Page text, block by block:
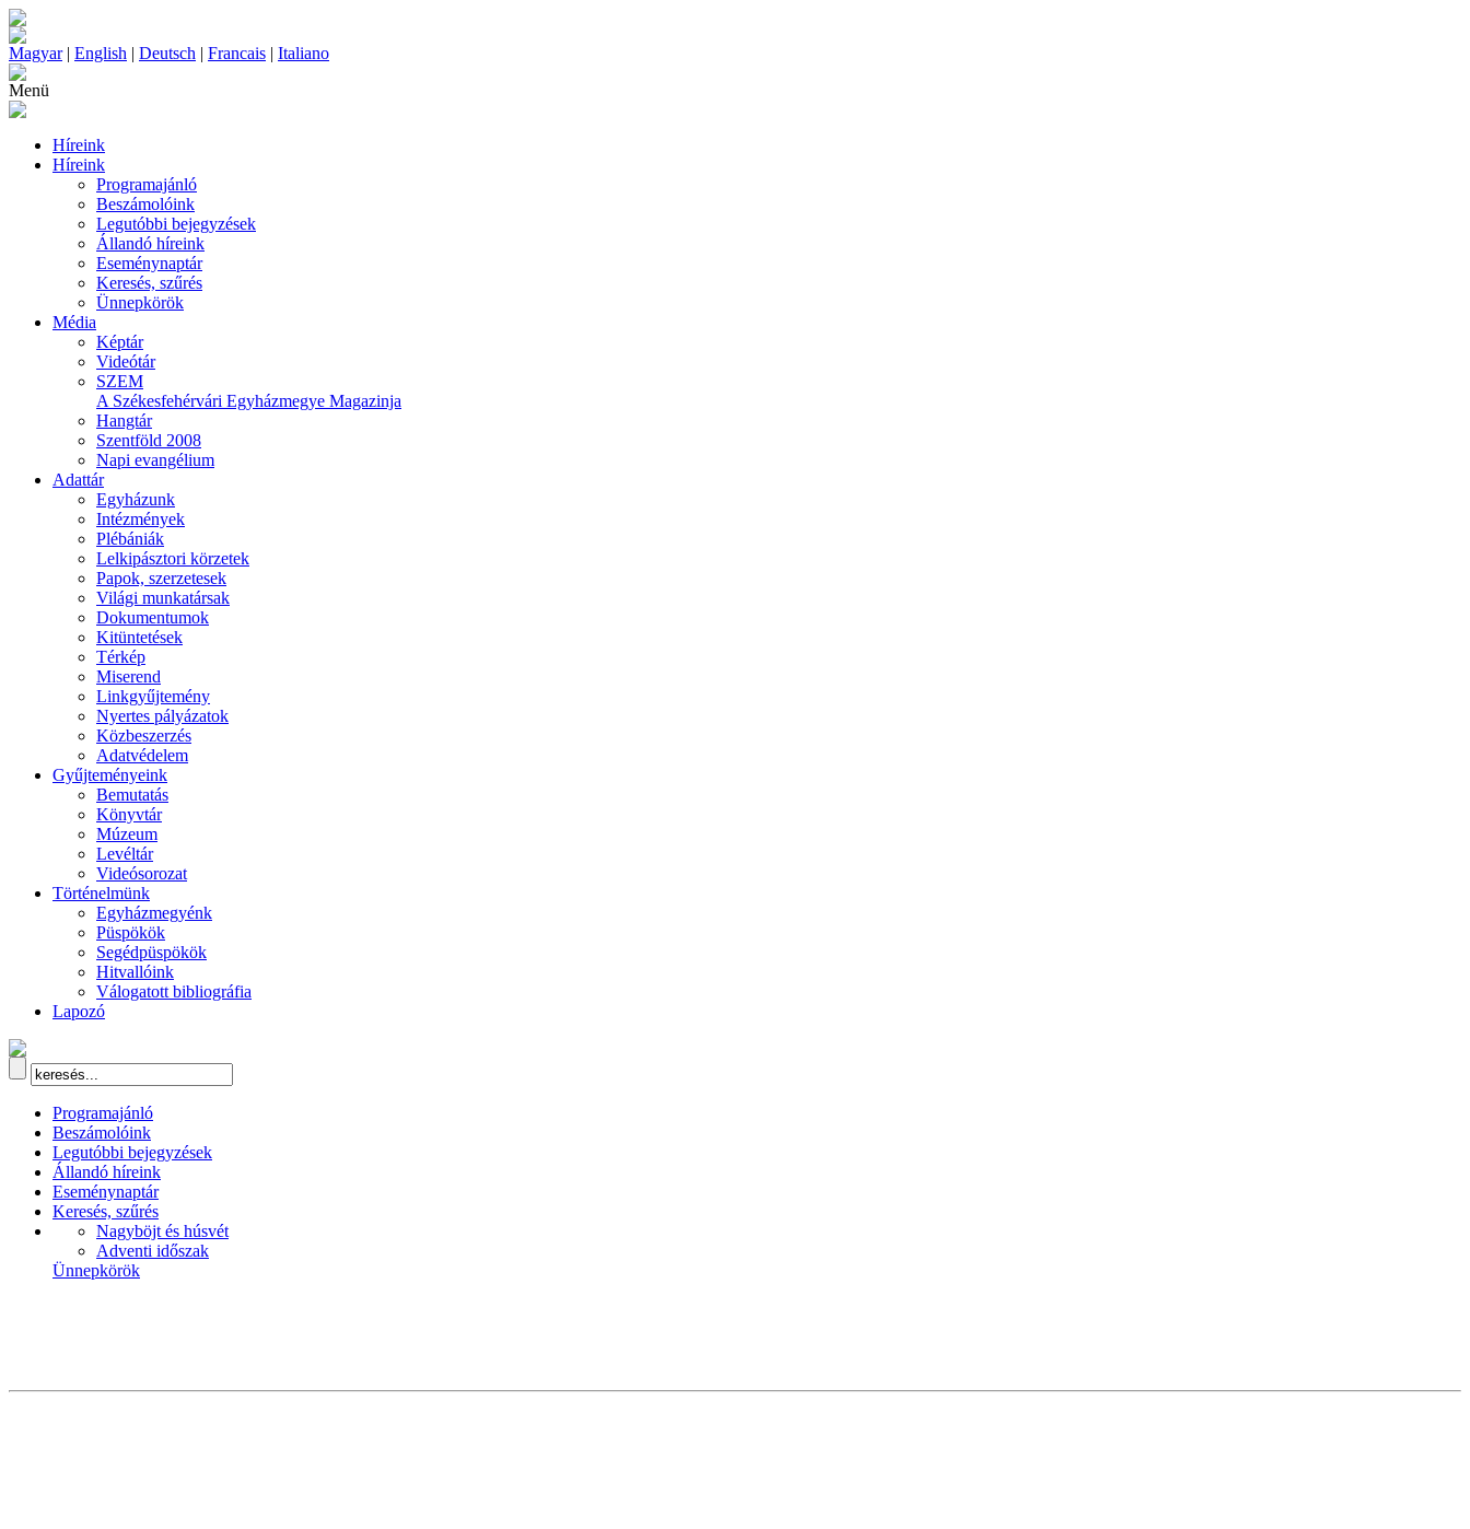
Magyar| English | Deutsch | Francais | Italiano
Menü
Híreink
Híreink
Programajánló
Beszámolóink
Legutóbbi bejegyzések
Állandó híreink
Eseménynaptár
Keresés, szűrés
Ünnepkörök
Média
Képtár
Videótár
SZEM
A Székesfehérvári Egyházmegye Magazinja
Hangtár
Szentföld 2008
Napi evangélium
Adattár
Egyházunk
Intézmények
Plébániák
Lelkipásztori körzetek
Papok, szerzetesek
Világi munkatársak
Dokumentumok
Kitüntetések
Térkép
Miserend
Linkgyűjtemény
Nyertes pályázatok
Közbeszerzés
Adatvédelem
Gyűjteményeink
Bemutatás
Könyvtár
Múzeum
Levéltár
Videósorozat
Történelmünk
Egyházmegyénk
Püspökök
Segédpüspökök
Hitvallóink
Válogatott bibliográfia
Lapozó
Programajánló
Beszámolóink
Legutóbbi bejegyzések
Állandó híreink
Eseménynaptár
Keresés, szűrés
Nagyböjt és húsvét
Adventi időszak
Ünnepkörök